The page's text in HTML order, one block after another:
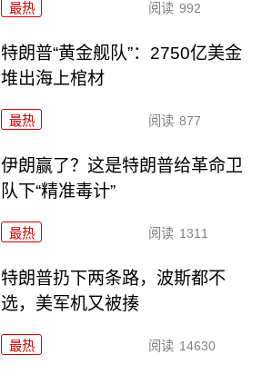
最热 阅读 992
特朗普“黄金舰队”：2750亿美金
堆出海上棺材
最热 阅读 877
伊朗赢了？这是特朗普给革命卫
队下“精准毒计”
最热 阅读 1311
特朗普扔下两条路，波斯都不
选，美军机又被揍
最热 阅读 14630